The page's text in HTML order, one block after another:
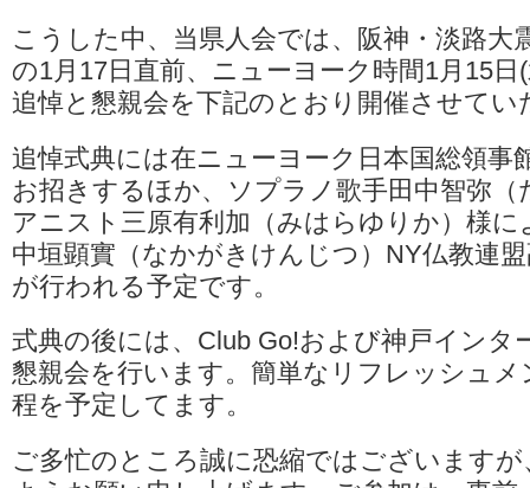
こうした中、当県人会では、阪神・淡路大
の1月17日直前、ニューヨーク時間1月15
追悼と懇親会を下記のとおり開催させてい
追悼式典には在ニューヨーク日本国総領事
お招きするほか、ソプラノ歌手田中智弥
アニスト三原有利加（みはらゆりか）様に
中垣顕實（なかがきけんじつ）NY仏教連
が行われる予定です。
式典の後には、Club Go!および神戸インタ
懇親会を行います。簡単なリフレッシュ
程を予定してます。
ご多忙のところ誠に恐縮ではございます